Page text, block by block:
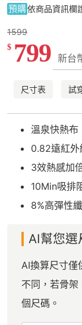
預購依商品資訊欄
1599
$ 799
尺寸表 試
溫泉快熱
0.82遠紅外
3效熱感加
10Min吸排
8%高彈性
AI幫您選
AI換算尺寸僅
不同，若骨
個尺碼。